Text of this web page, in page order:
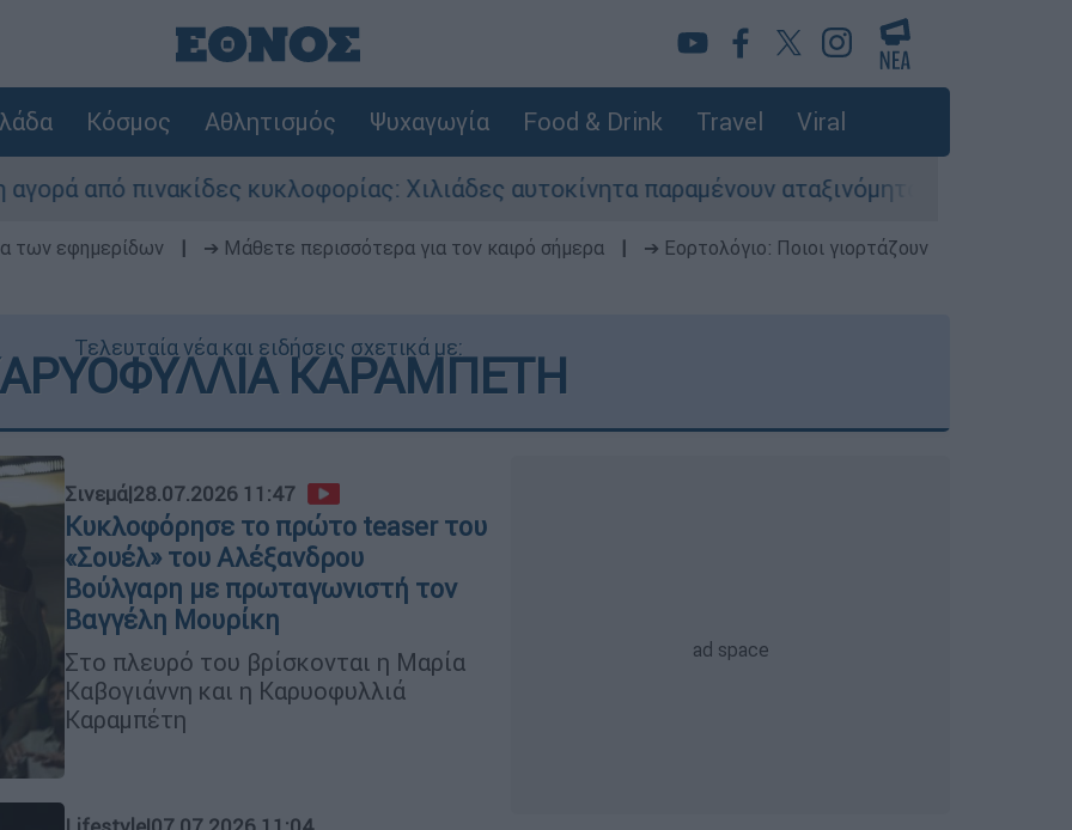
Κόσμος Αθλητισμός Ψυχαγωγία Food & Drink Travel Viral
κυκλοφορίας: Χιλιάδες αυτοκίνητα παραμένουν αταξινόμητα - Λύση αναζητά το
των εφημερίδων ➔ Μάθετε περισσότερα για τον καιρό σήμερα
➔ Εορτολόγιο: Ποιοι γιορτάζουν
Τελευταία νέα και ειδήσεις σχετικά με:
ΚΑΡΑΜΠΕΤΗ
Σινεμά|28.07.2026 11:47
Κυκλοφόρησε το πρώτο teaser του
«Σουέλ» του Αλέξανδρου
Βούλγαρη με πρωταγωνιστή τον
Βαγγέλη Μουρίκη
Στο πλευρό του βρίσκονται η Μαρία
Καβογιάννη και η Καρυοφυλλιά
Καραμπέτη